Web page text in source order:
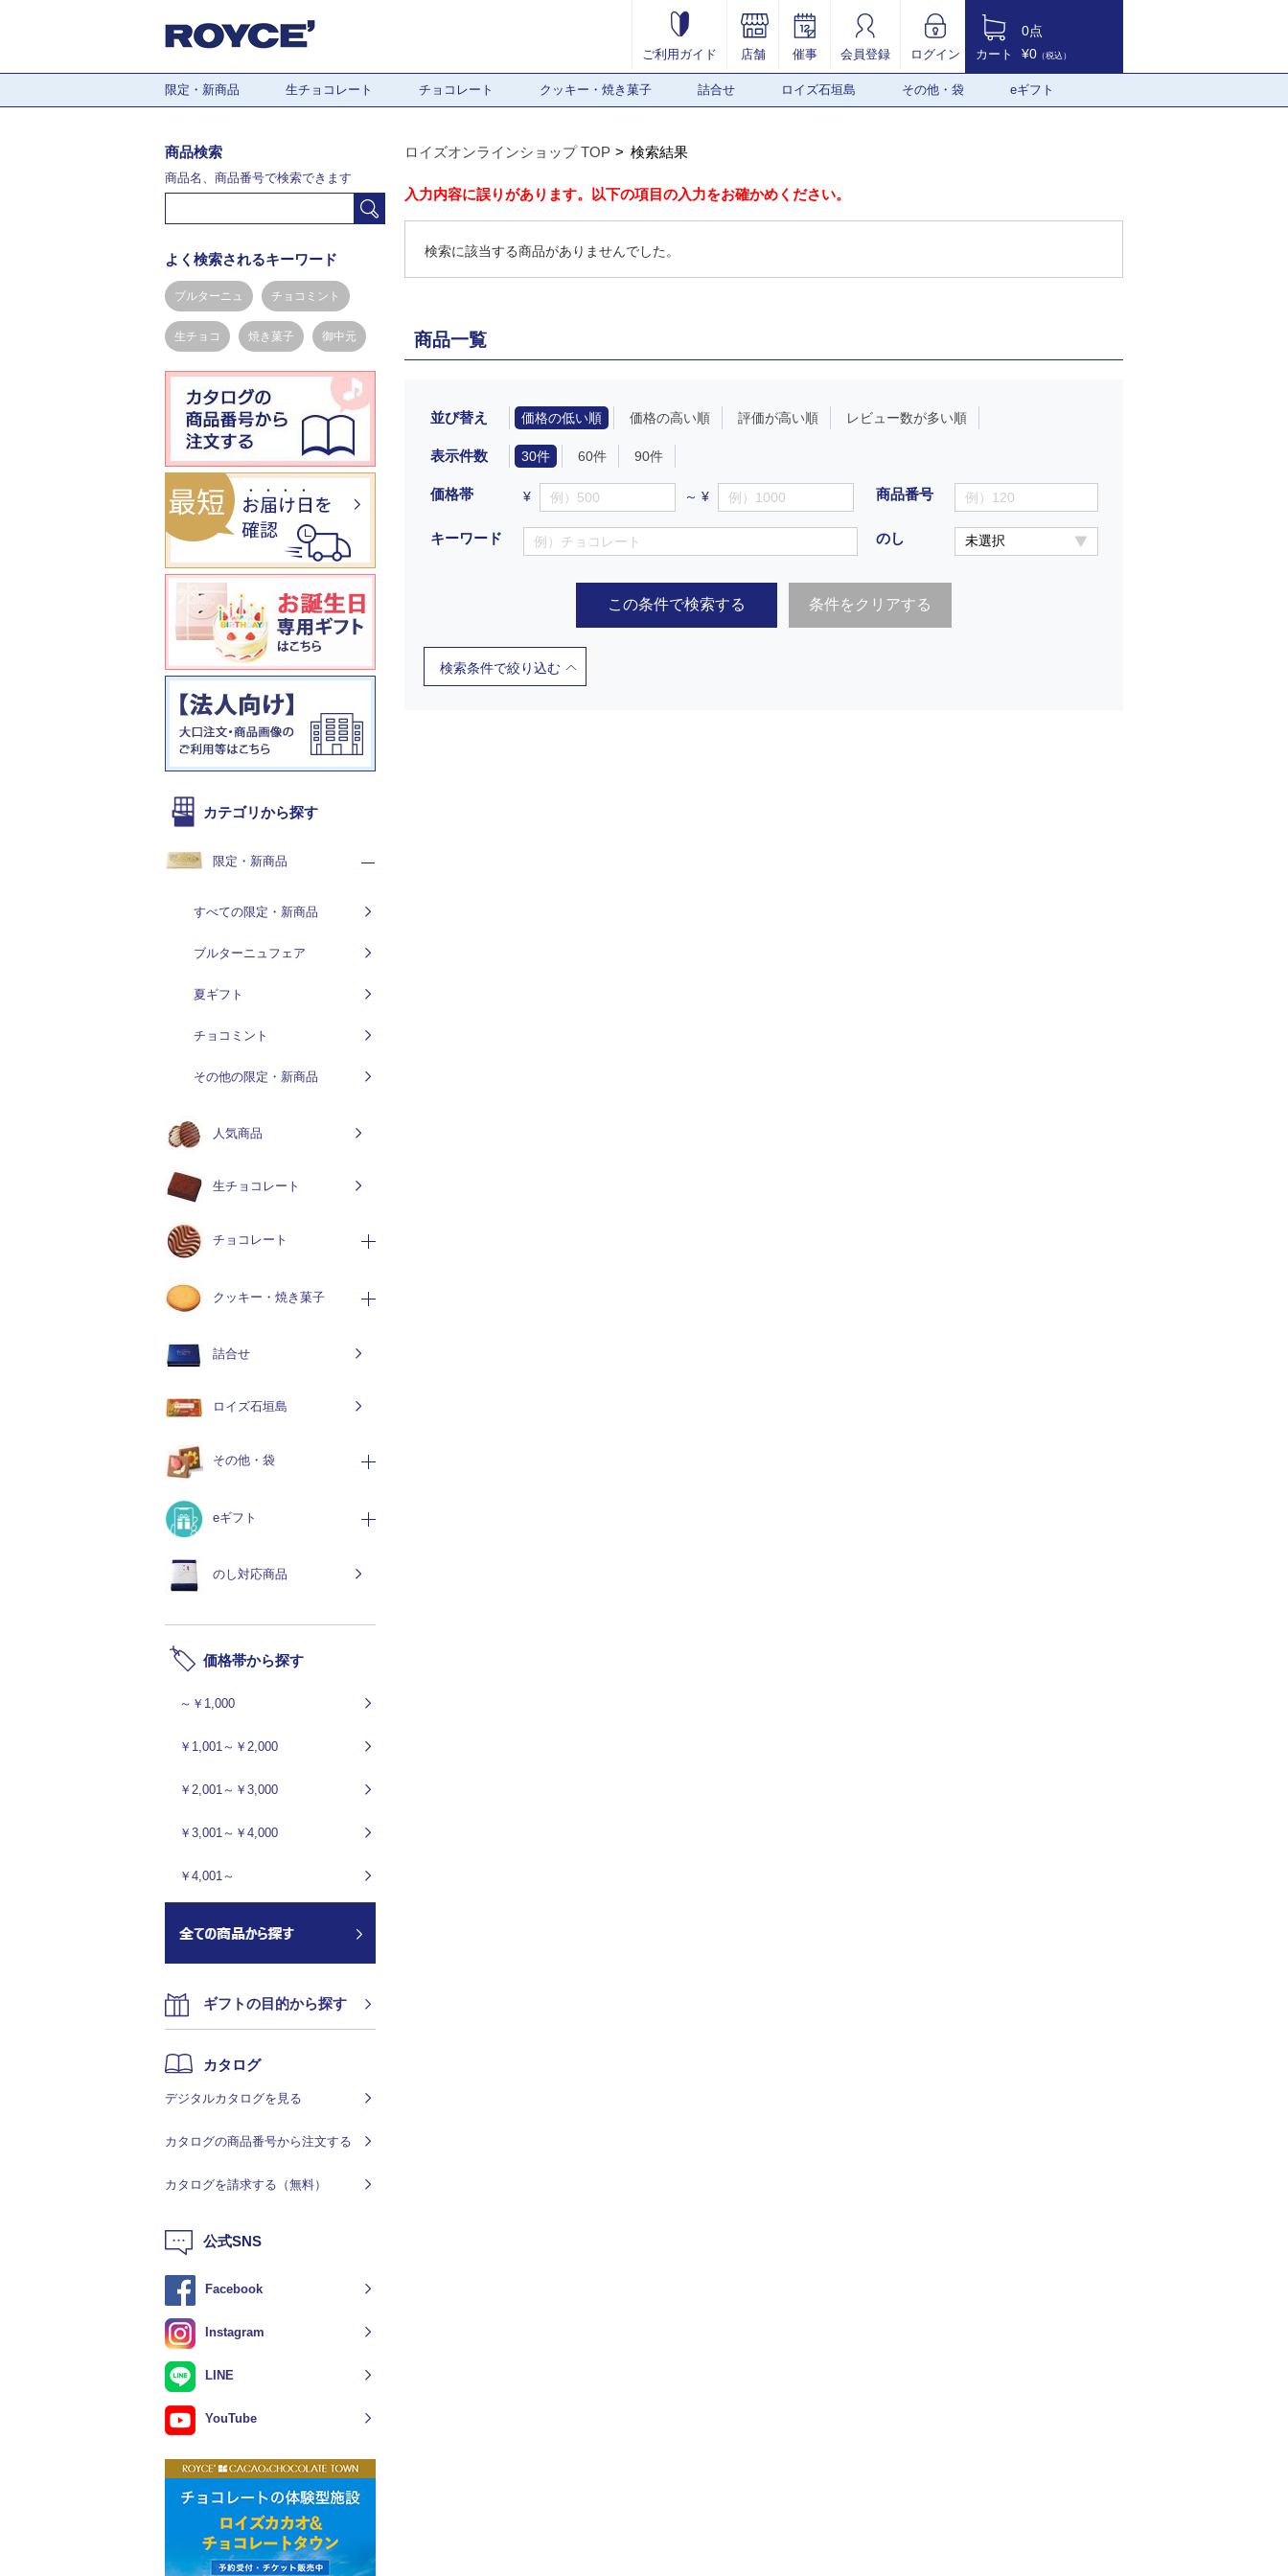
ご利用ガイド 店舗 催事 会員登録 ログイン カート
0点
¥0 （税込）
限定・新商品 生チョコレート チョコレート クッキー・焼き菓子 詰合せ ロイズ石垣島 その他・袋 eギフト
ロイズオンラインショップ TOP 検索結果
入力内容に誤りがあります。以下の項目の入力をお確かめください。
検索に該当する商品がありませんでした。
商品一覧
並び替え 価格の低い順 価格の高い順 評価が高い順 レビュー数が多い順
表示件数 30件 60件 90件
価格帯 ¥ ～ ¥
キーワード
商品番号
のし
この条件で検索する 条件をクリアする
検索条件で絞り込む
商品検索
商品名、商品番号で検索できます
よく検索されるキーワード
ブルターニュ チョコミント
生チョコ 焼き菓子 御中元
カテゴリから探す
限定・新商品
すべての限定・新商品
ブルターニュフェア
夏ギフト
チョコミント
その他の限定・新商品
人気商品
生チョコレート
チョコレート
クッキー・焼き菓子
詰合せ
ロイズ石垣島
その他・袋
eギフト
のし対応商品
価格帯から探す
～￥1,000
￥1,001～￥2,000
￥2,001～￥3,000
￥3,001～￥4,000
￥4,001～
ギフトの目的から探す
カタログ
デジタルカタログを見る
カタログの商品番号から注文する
カタログを請求する（無料）
公式SNS
Facebook
Instagram
LINE
YouTube